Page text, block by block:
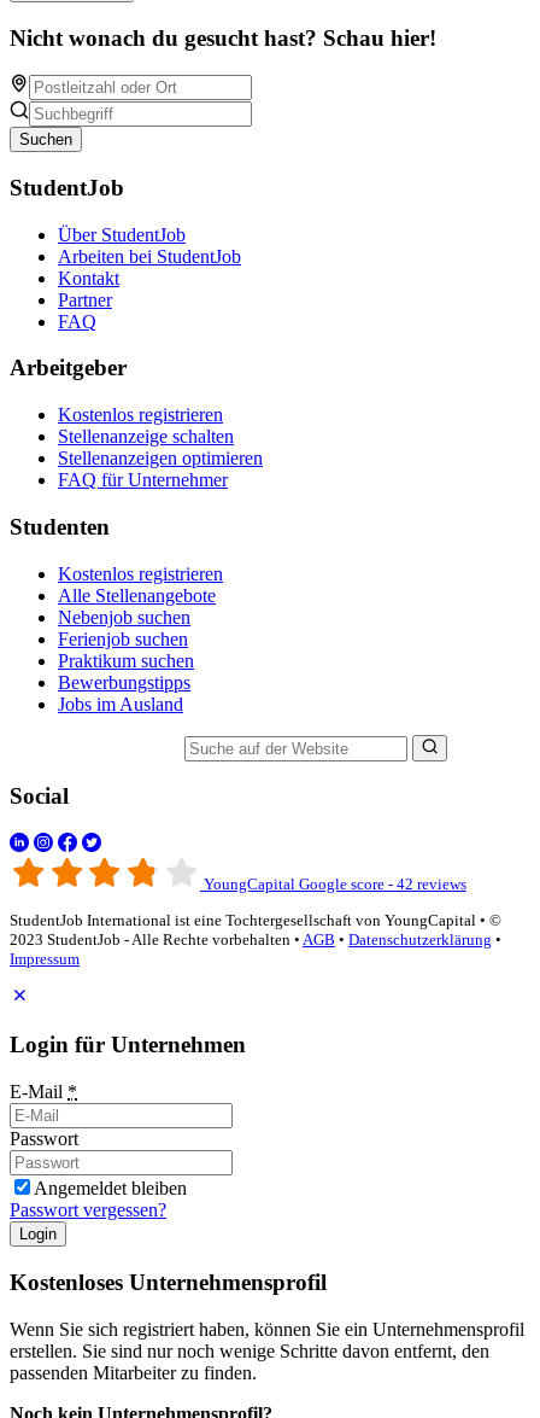
Nicht wonach du gesucht hast? Schau hier!
Suchen
StudentJob
Über StudentJob
Arbeiten bei StudentJob
Kontakt
Partner
FAQ
Arbeitgeber
Kostenlos registrieren
Stellenanzeige schalten
Stellenanzeigen optimieren
FAQ für Unternehmer
Studenten
Kostenlos registrieren
Alle Stellenangebote
Nebenjob suchen
Ferienjob suchen
Praktikum suchen
Bewerbungstipps
Jobs im Ausland
Social
YoungCapital Google score - 42 reviews
StudentJob International ist eine Tochtergesellschaft von YoungCapital • ©
2023 StudentJob - Alle Rechte vorbehalten • AGB • Datenschutzerklärung •
Impressum
Login für Unternehmen
E-Mail *
Passwort
Angemeldet bleiben
Passwort vergessen?
Login
Kostenloses Unternehmensprofil
Wenn Sie sich registriert haben, können Sie ein Unternehmensprofil
erstellen. Sie sind nur noch wenige Schritte davon entfernt, den
passenden Mitarbeiter zu finden.
Noch kein Unternehmensprofil?